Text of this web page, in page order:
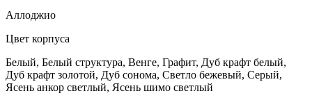
Аллоджио
Цвет корпуса
Белый, Белый структура, Венге, Графит, Дуб крафт белый,
Дуб крафт золотой, Дуб сонома, Светло бежевый, Серый,
Ясень анкор светлый, Ясень шимо светлый